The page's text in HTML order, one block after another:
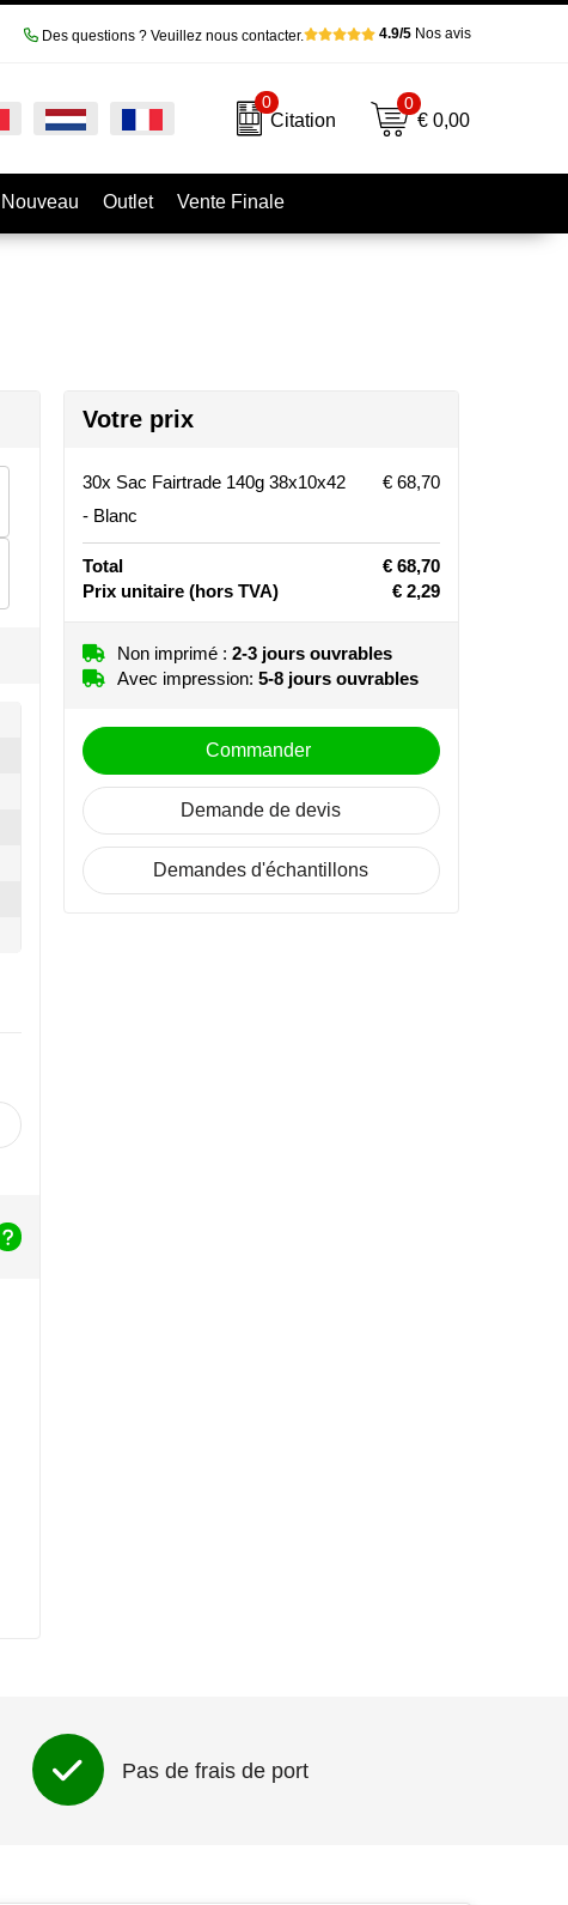
Des questions ? Veuillez nous contacter. 4.9/5Nos avis
0
Citation
0
€ 0,00
Nouveau Outlet Vente Finale
Votre prix
30x Sac Fairtrade 140g 38x10x42
- Blanc
€ 68,70
Total
€ 68,70
Prix unitaire(hors TVA) € 2,29
Non imprimé : 2-3 jours ouvrables
Avec impression: 5-8 jours ouvrables
Commander
Demande de devis
Demandes d'échantillons
Pas de frais de port